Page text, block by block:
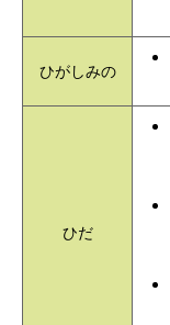
ひがしみの
ひだ